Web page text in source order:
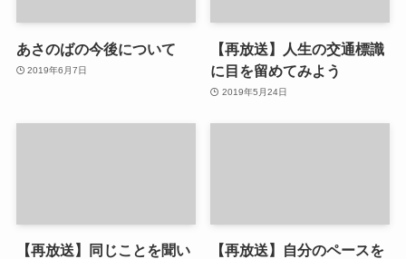
あさのばの今後について
2019年6月7日
【再放送】人生の交通標識
に目を留めてみよう
2019年5月24日
【再放送】同じことを聞い
【再放送】自分のペースを